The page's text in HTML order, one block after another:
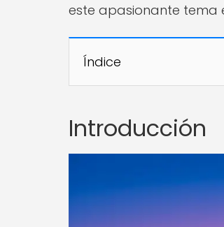
este apasionante tema
Índice
Introducción